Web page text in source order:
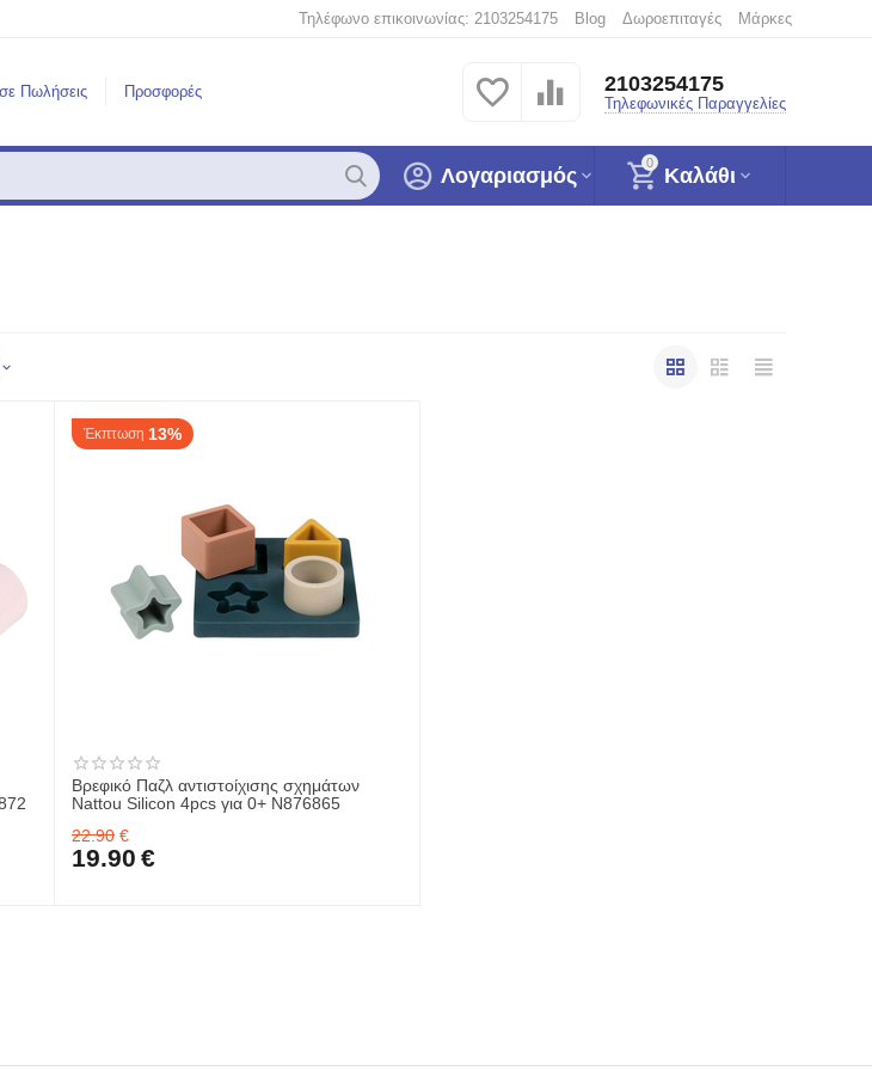
Τηλέφωνο επικοινωνίας: 2103254175 Blog Δωροεπιταγές Μάρκες
Πωλήσεις Προσφορές 2103254175
Τηλεφωνικές Παραγγελίες
0
Καλάθι
Λογαριασμός
Έκπτωση 13%
Βρεφικό Παζλ αντιστοίχισης σχημάτων
Nattou Silicon 4pcs για 0+ N876865
22.90 €
19.90 €